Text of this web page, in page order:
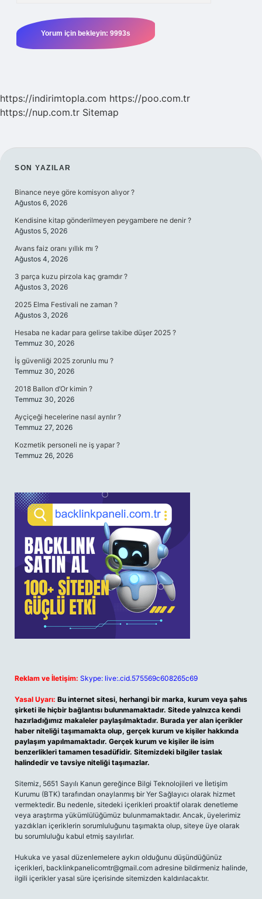
https://indirimtopla.com https://poo.com.tr
https://nup.com.tr Sitemap
SIDEBAR
SON YAZILAR
Binance neye göre komisyon alıyor ?
Ağustos 6, 2026
Kendisine kitap gönderilmeyen peygambere ne denir ?
Ağustos 5, 2026
Avans faiz oranı yıllık mı ?
Ağustos 4, 2026
3 parça kuzu pirzola kaç gramdır ?
Ağustos 3, 2026
2025 Elma Festivali ne zaman ?
Ağustos 3, 2026
Hesaba ne kadar para gelirse takibe düşer 2025 ?
Temmuz 30, 2026
İş güvenliği 2025 zorunlu mu ?
Temmuz 30, 2026
2018 Ballon d’Or kimin ?
Temmuz 30, 2026
Ayçiçeği hecelerine nasıl ayrılır ?
Temmuz 27, 2026
Kozmetik personeli ne iş yapar ?
Temmuz 26, 2026
Reklam ve İletişim: Skype: live:.cid.575569c608265c69
Yasal Uyarı: Bu internet sitesi, herhangi bir marka, kurum veya şahıs
şirketi ile hiçbir bağlantısı bulunmamaktadır. Sitede yalnızca kendi
hazırladığımız makaleler paylaşılmaktadır. Burada yer alan içerikler
haber niteliği taşımamakta olup, gerçek kurum ve kişiler hakkında
paylaşım yapılmamaktadır. Gerçek kurum ve kişiler ile isim
benzerlikleri tamamen tesadüfidir. Sitemizdeki bilgiler taslak
halindedir ve tavsiye niteliği taşımazlar.
Sitemiz, 5651 Sayılı Kanun gereğince Bilgi Teknolojileri ve İletişim
Kurumu (BTK) tarafından onaylanmış bir Yer Sağlayıcı olarak hizmet
vermektedir. Bu nedenle, sitedeki içerikleri proaktif olarak denetleme
veya araştırma yükümlülüğümüz bulunmamaktadır. Ancak, üyelerimiz
yazdıkları içeriklerin sorumluluğunu taşımakta olup, siteye üye olarak
bu sorumluluğu kabul etmiş sayılırlar.
Hukuka ve yasal düzenlemelere aykırı olduğunu düşündüğünüz
içerikleri, backlinkpanelicomtr@gmail.com adresine bildirmeniz halinde,
ilgili içerikler yasal süre içerisinde sitemizden kaldırılacaktır.